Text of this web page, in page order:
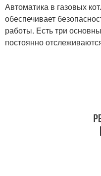
Автоматика в газовых
обеспечивает
работы. Есть три
постоянно